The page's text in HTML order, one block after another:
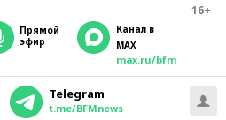
16+
прямой
эфир
Канал в
MAX
max.ru/bfm
Telegram
t.me/BFMnews